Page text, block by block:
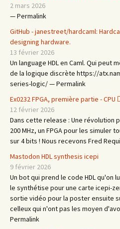
2 mars 2026
— Permalink
GitHub - janestreet/hardcaml:
designing hardware.
13 février 2026
Un language HDL en Caml. Qui peut
de la logique discrète https://
series-logic/ — Permalink
Ex0232 FPGA, première partie - CPU
12 février 2026
Dans cette release : Une révolution
200 MHz, un FPGA pour les simuler
sur 4 bits ! Nous recevons Fred
Mastodon HDL synthesis icepi
9 février 2026
Un bot qui prend le code HDL qu'on
le synthétise pour une carte icepi-
sortie vidéo pour la poster ensuite
celleux qui n'ont pas les moyen
Permalink